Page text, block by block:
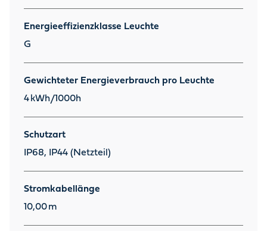
Energieeffizienzklasse Leuchte
G
Gewichteter Energieverbrauch pro Leuchte
4 kWh/1000h
Schutzart
IP68, IP44 (Netzteil)
Stromkabellänge
10,00 m